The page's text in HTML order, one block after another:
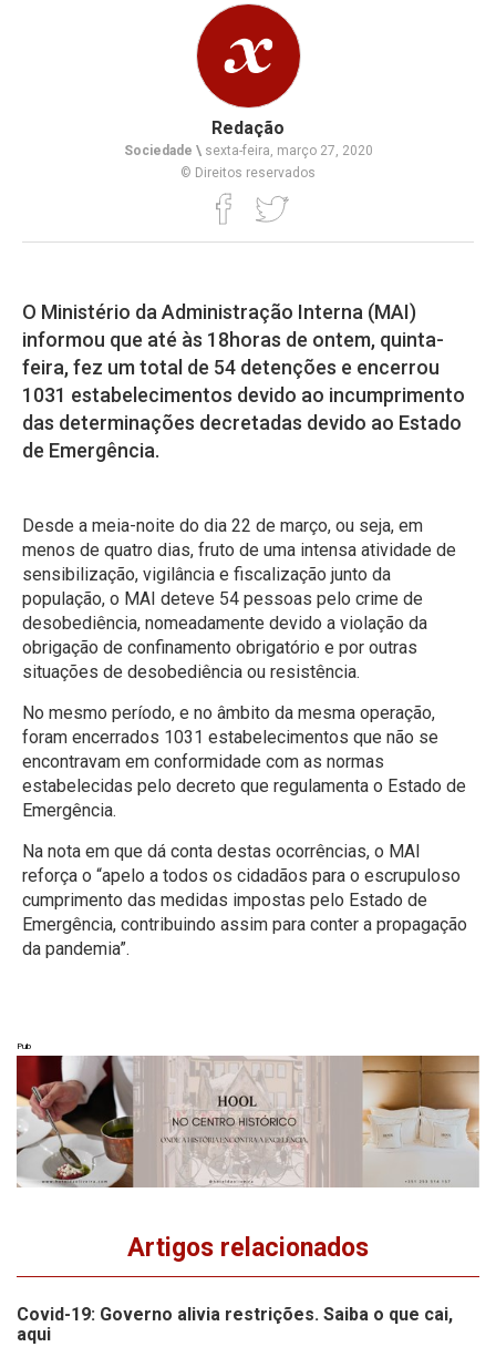
Redação
Sociedade \sexta-feira, março 27, 2020
© Direitos reservados
O Ministério da Administração Interna (MAI)
informou que até às 18horas de ontem, quinta-
feira, fez um total de 54 detenções e encerrou
1031 estabelecimentos devido ao incumprimento
das determinações decretadas devido ao Estado
de Emergência.
Desde a meia-noite do dia 22 de março, ou seja, em
menos de quatro dias, fruto de uma intensa atividade de
sensibilização, vigilância e fiscalização junto da
população, o MAI deteve 54 pessoas pelo crime de
desobediência, nomeadamente devido a violação da
obrigação de confinamento obrigatório e por outras
situações de desobediência ou resistência.
No mesmo período, e no âmbito da mesma operação,
foram encerrados 1031 estabelecimentos que não se
encontravam em conformidade com as normas
estabelecidas pelo decreto que regulamenta o Estado de
Emergência.
Na nota em que dá conta destas ocorrências, o MAI
reforça o “apelo a todos os cidadãos para o escrupuloso
cumprimento das medidas impostas pelo Estado de
Emergência, contribuindo assim para conter a propagação
da pandemia”.
Pub
Artigos relacionados
Covid-19: Governo alivia restrições. Saiba o que cai,
aqui